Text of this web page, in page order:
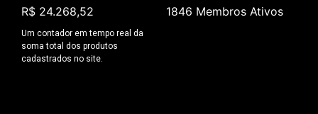
R$ 24.268,52
Um contador em tempo real da
soma total dos produtos
cadastrados no site.
1846 Membros Ativos